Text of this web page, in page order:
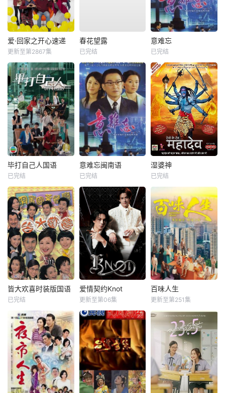
爱·回家之开心速递
更新至第2867集
春花望露
已完结
意难忘
已完结
毕打自己人国语
已完结
意难忘闽南语
已完结
湿婆神
已完结
皆大欢喜时装版国语
已完结
爱情契约Knot
更新至第06集
百味人生
更新至第251集